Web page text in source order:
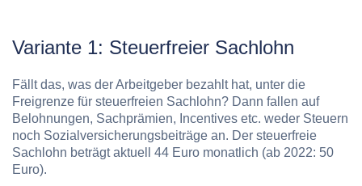
Variante 1: Steuerfreier Sachlohn
Fällt das, was der Arbeitgeber bezahlt hat, unter die
Freigrenze für steuerfreien Sachlohn? Dann fallen auf
Belohnungen, Sachprämien, Incentives etc. weder Steuern
noch Sozialversicherungsbeiträge an. Der steuerfreie
Sachlohn beträgt aktuell
44 Euro monatlich (ab 2022: 50
Euro).